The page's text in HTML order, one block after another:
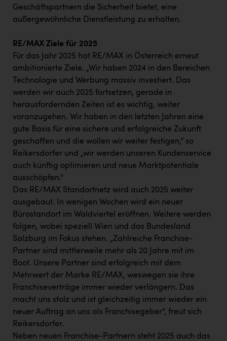
Geschäftspartnern die Sicherheit bietet, eine
außergewöhnliche Dienstleistung zu erhalten.
RE/MAX Ziele für 2025
Für das Jahr 2025 hat RE/MAX in Österreich erneut
ambitionierte Ziele. „Wir haben 2024 in den Bereichen
Technologie und Werbung massiv investiert. Das
werden wir auch 2025 fortsetzen, gerade in
herausfordernden Zeiten ist es wichtig, weiter
voranzugehen. Wir haben in den letzten Jahren eine
gute Basis für eine sichere und erfolgreiche Zukunft
geschaffen und die wollen wir weiter festigen,“ so
Reikersdorfer und „wir werden unseren Kundenservice
auch künftig optimieren und neue Marktpotentiale
ausschöpfen.“
Das RE/MAX Standortnetz wird auch 2025 weiter
ausgebaut. In wenigen Wochen wird ein neuer
Bürostandort im Waldviertel eröffnen. Weitere werden
folgen, wobei speziell Wien und das Bundesland
Salzburg im Fokus stehen. „Zahlreiche Franchise-
Partner sind mittlerweile mehr als 20 Jahre mit im
Boot. Unsere Partner sind erfolgreich mit dem
Mehrwert der Marke RE/MAX, weswegen sie ihre
Franchiseverträge immer wieder verlängern. Das
macht uns stolz und ist gleichzeitig immer wieder ein
neuer Auftrag an uns als Franchisegeber“, freut sich
Reikersdorfer.
Neben neuen Franchise-Partnern steht 2025 auch das